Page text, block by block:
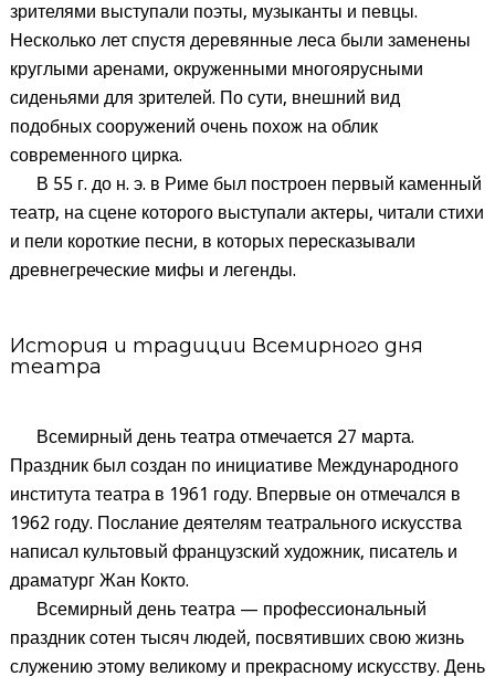
зрителями выступали поэты, музыканты и певцы.
Несколько лет спустя деревянные леса были заменены
круглыми аренами, окруженными многоярусными
сиденьями для зрителей. По сути, внешний вид
подобных сооружений очень похож на облик
современного цирка.
В 55 г. до н. э. в Риме был построен первый каменный
театр, на сцене которого выступали актеры, читали стихи
и пели короткие песни, в которых пересказывали
древнегреческие мифы и легенды.
История и традиции Всемирного дня
театра
Всемирный день театра отмечается 27 марта.
Праздник был создан по инициативе Международного
института театра в 1961 году. Впервые он отмечался в
1962 году. Послание деятелям театрального искусства
написал культовый французский художник, писатель и
драматург Жан Кокто.
Всемирный день театра — профессиональный
праздник сотен тысяч людей, посвятивших свою жизнь
служению этому великому и прекрасному искусству. День